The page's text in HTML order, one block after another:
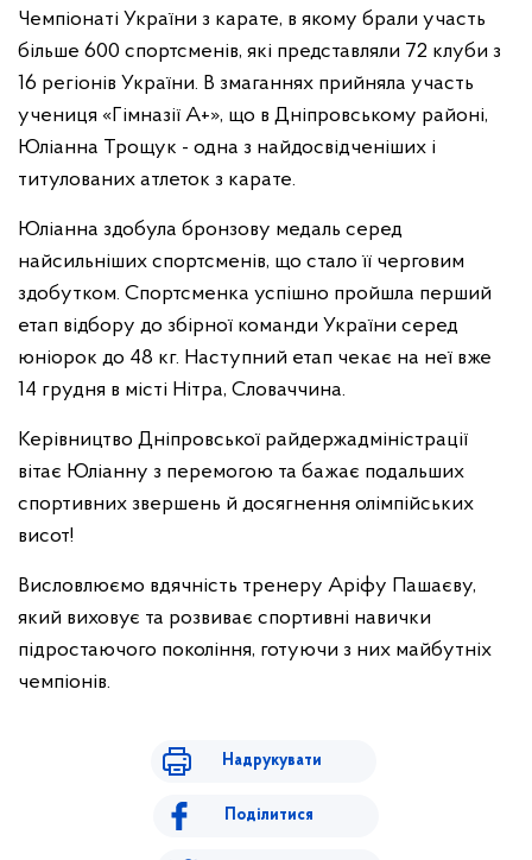
Чемпіонаті України з карате, в якому брали участь
більше 600 спортсменів, які представляли 72 клуби з
16 регіонів України. В змаганнях прийняла участь
учениця «Гімназії А+», що в Дніпровському районі,
Юліанна Трощук - одна з найдосвідченіших і
титулованих атлеток з карате.
Юліанна здобула бронзову медаль серед
найсильніших спортсменів, що стало її черговим
здобутком. Спортсменка успішно пройшла перший
етап відбору до збірної команди України серед
юніорок до 48 кг. Наступний етап чекає на неї вже
14 грудня в місті Нітра, Словаччина.
Керівництво Дніпровської райдержадміністрації
вітає Юліанну з перемогою та бажає подальших
спортивних звершень й досягнення олімпійських
висот!
Висловлюємо вдячність тренеру Аріфу Пашаєву,
який виховує та розвиває спортивні навички
підростаючого покоління, готуючи з них майбутніх
чемпіонів.
Надрукувати
Поділитися